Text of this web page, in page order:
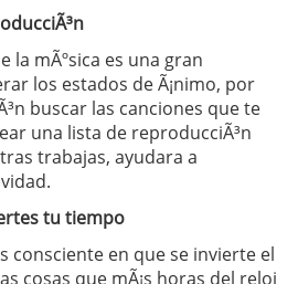
la mÃºsica es una gran
los estados de Ã¡nimo, por
buscar las canciones que te
una lista de reproducciÃ³n
trabajas, ayudara a
tu tiempo
consciente en que se invierte el
cosas que mÃ¡s horas del reloj